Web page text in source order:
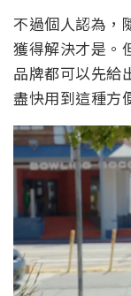
不過個人認為，
獲得解決才是。
品牌都可以先給
盡快用到這種方